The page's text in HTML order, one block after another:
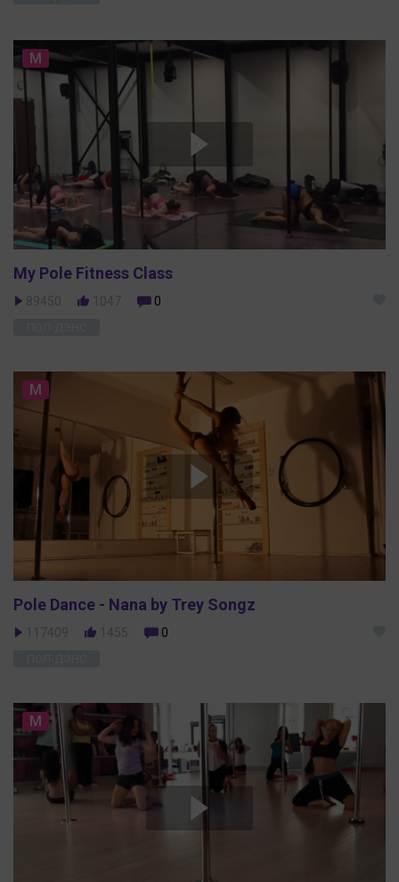
M
My Pole Fitness Class
89450 1047 0
M
Pole Dance - Nana by Trey Songz
117409 1455 0
M